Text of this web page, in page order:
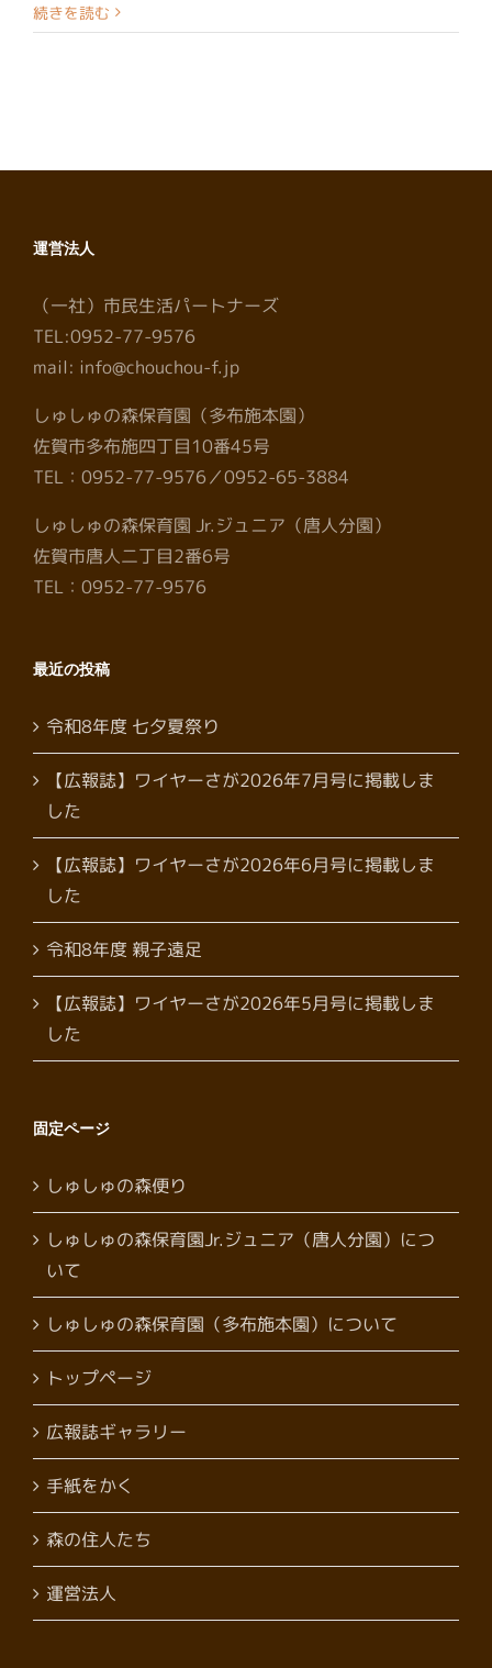
続きを読む
運営法人
（一社）市民生活パートナーズ
TEL:0952-77-9576
mail: info@chouchou-f.jp
しゅしゅの森保育園（多布施本園）
佐賀市多布施四丁目10番45号
TEL：0952-77-9576／0952-65-3884
しゅしゅの森保育園 Jr.ジュニア（唐人分園）
佐賀市唐人二丁目2番6号
TEL：0952-77-9576
最近の投稿
令和8年度 七夕夏祭り
【広報誌】ワイヤーさが2026年7月号に掲載しま
した
【広報誌】ワイヤーさが2026年6月号に掲載しま
した
令和8年度 親子遠足
【広報誌】ワイヤーさが2026年5月号に掲載しま
した
固定ページ
しゅしゅの森便り
しゅしゅの森保育園Jr.ジュニア（唐人分園）につ
いて
しゅしゅの森保育園（多布施本園）について
トップページ
広報誌ギャラリー
手紙をかく
森の住人たち
運営法人